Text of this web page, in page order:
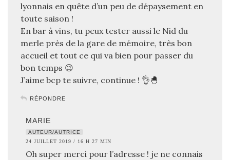
lyonnais en quête d’un peu de dépaysement en
toute saison !
En bar à vins, tu peux tester aussi le Nid du
merle près de la gare de mémoire, très bon
accueil et tout ce qui va bien pour passer du
bon temps 😉
J’aime bcp te suivre, continue ! 👌🐣
RÉPONDRE
MARIE
AUTEUR/AUTRICE
24 JUILLET 2019 / 16 H 27 MIN
Oh super merci pour l’adresse ! je ne connais